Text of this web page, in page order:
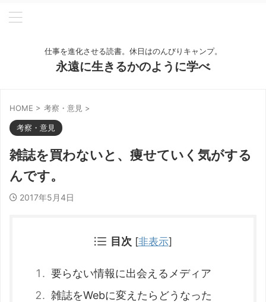
仕事を進化させる読書。休日はのんびりキャンプ。
永遠に生きるかのように学べ
HOME > 考察・意見 >
考察・意見
雑誌を買わないと、痩せていく気がする
んです。
2017年5月4日
目次 [非表示]
要らない情報に出会えるメディア
雑誌をWebに変えたらどうなった